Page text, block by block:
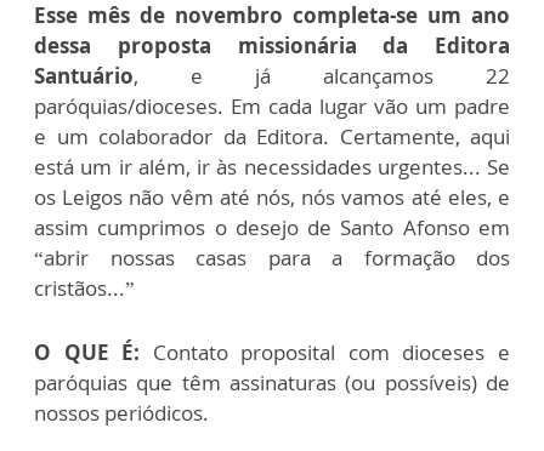
Esse mês de novembro completa-se um ano
dessa proposta missionária da Editora
Santuário, e já alcançamos 22
paróquias/dioceses. Em cada lugar vão um padre
e um colaborador da Editora. Certamente, aqui
está um ir além, ir às necessidades urgentes... Se
os Leigos não vêm até nós, nós vamos até eles, e
assim cumprimos o desejo de Santo Afonso em
“abrir nossas casas para a formação dos
cristãos...”
O QUE É: Contato proposital com dioceses e
paróquias que têm assinaturas (ou possíveis) de
nossos periódicos.